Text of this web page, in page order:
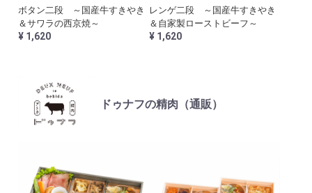
ボタン二段 ～国産牛すきやき
＆サワラの西京焼～
¥ 1,620
レンゲ二段 ～国産牛すきやき
＆自家製ローストビーフ～
¥ 1,620
ドゥナフの精肉（通販）